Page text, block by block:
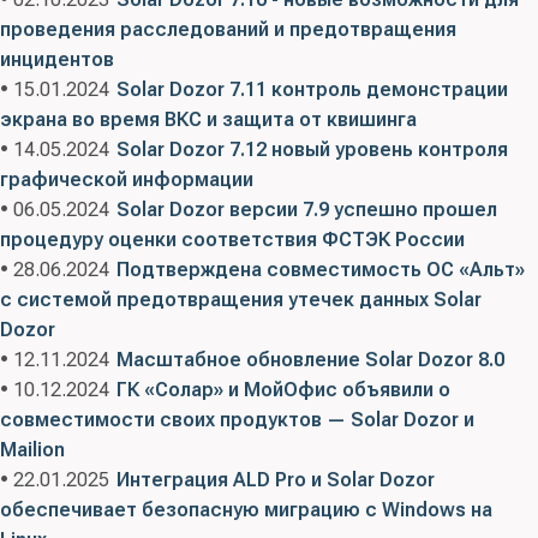
63.11.19 Услуги прочие по размещению и
предоставлению инфраструктуры
информационных технологий
Правообладатель:ООО «СОЛАР СЕКЬЮРИТИ»
(ИНН 7718099790)
сетевых инцидентов; 05.02 - Дополнительные
программные модули (плагины)
Код(ы) продукции:62 Продукты программные и
услуги по разработке программного
обеспечения; консультационные и аналогичные
услуги в области информационных технологий;
63.11.19 Услуги прочие по размещению и
предоставлению инфраструктуры
информационных технологий
Правообладатель:
(ИНН 7718099790)
проведения расследований и предотвращения
инцидентов
• 15.01.2024 Solar Dozor 7.11 контроль демонстрации
экрана во время ВКС и защита от квишинга
• 14.05.2024 Solar Dozor 7.12 новый уровень контроля
графической информации
• 06.05.2024 Solar Dozor версии 7.9 успешно прошел
процедуру оценки соответствия ФСТЭК России
• 28.06.2024 Подтверждена совместимость ОС «Альт»
с системой предотвращения утечек данных Solar
Dozor
• 12.11.2024 Масштабное обновление Solar Dozor 8.0
• 10.12.2024 ГК «Солар» и МойОфис объявили о
совместимости своих продуктов — Solar Dozor и
Mailion
• 22.01.2025 Интеграция ALD Pro и Solar Dozor
обеспечивает безопасную миграцию с Windows на